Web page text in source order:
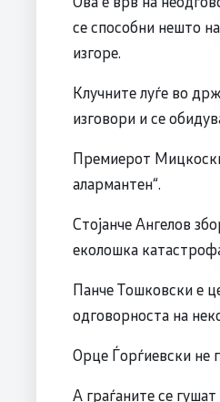
се способни нешто
изгоре.
Клучните луѓе во
изговори и се
Премиерот Мицкоски
алармантен“.
Стојанче Ангелов
еколошка
Панче Тошковски е
одговорноста на
Орце Ѓорѓиевски не
А граѓаните се